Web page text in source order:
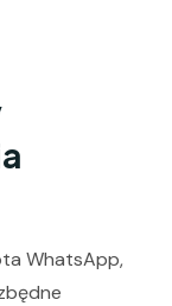
WhatsApp,